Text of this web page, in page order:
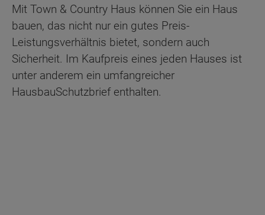
Mit Town & Country Haus können Sie ein Haus
bauen, das nicht nur ein gutes Preis-
Leistungsverhältnis bietet, sondern auch
Sicherheit. Im Kaufpreis eines jeden Hauses ist
unter anderem ein umfangreicher
HausbauSchutzbrief enthalten.